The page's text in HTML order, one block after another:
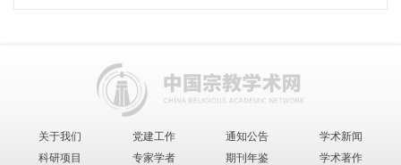
关于我们 党建工作 通知公告
学术新闻
科研项目
专家学者 期刊年鉴 学术著作